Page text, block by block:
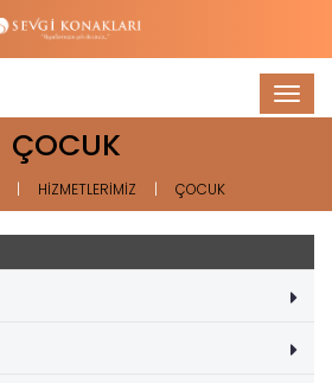
ÇOCUK
HİZMETLERİMİZ ÇOCUK